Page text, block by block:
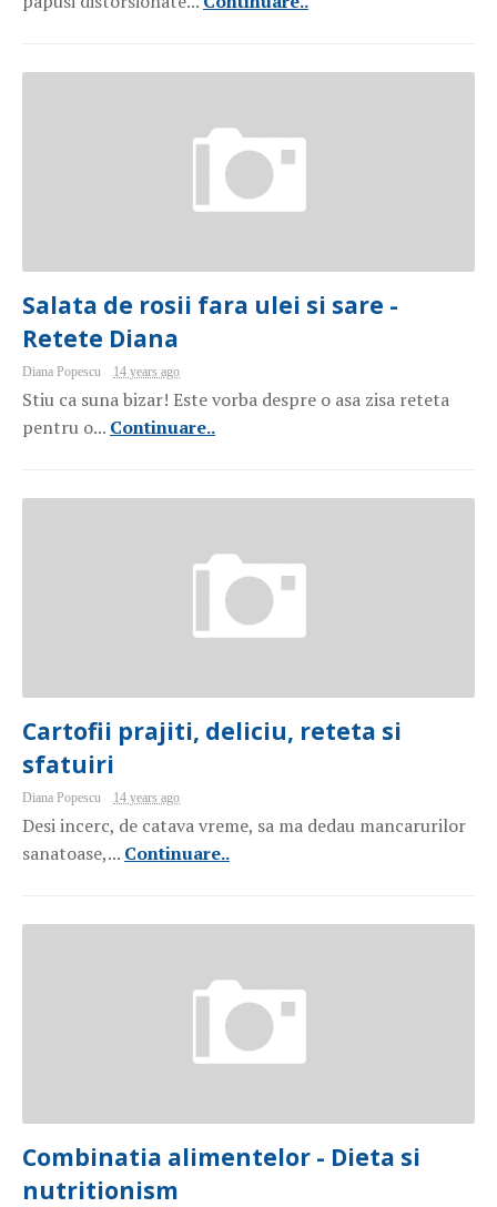
Salata de rosii fara ulei si sare -
Retete Diana
Diana Popescu 14 years ago
Stiu ca suna bizar! Este vorba despre o asa zisa reteta
pentru o... Continuare..
Cartofii prajiti, deliciu, reteta si
sfatuiri
Diana Popescu 14 years ago
Desi incerc, de catava vreme, sa ma dedau mancarurilor
sanatoase,... Continuare..
Combinatia alimentelor - Dieta si
nutritionism